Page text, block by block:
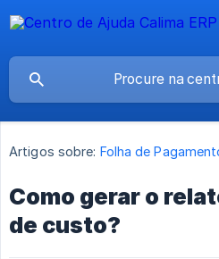
Artigos sobre: Folha de
Como gerar o
de custo?